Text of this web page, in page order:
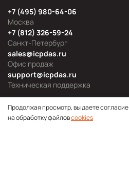
Москва
+7 (495) 980-64-06
Офис продаж
sales@icpdas.ru
Санкт-Петербург
+7 (812) 326-59-24
Техническая поддержка
support@icpdas.ru
Продолжая просмотр, вы даете согласие
на обработку файловcookies